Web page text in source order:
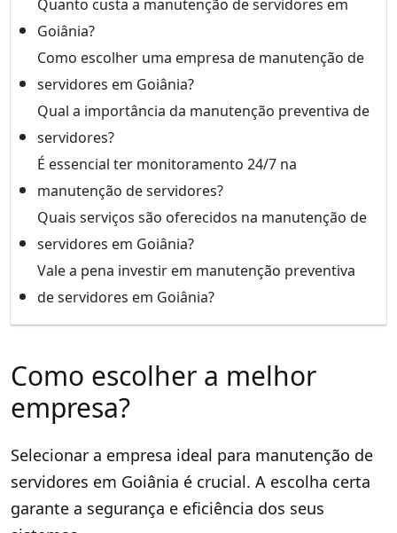
Quanto custa a manutenção de servidores em
Goiânia?
Como escolher uma empresa de manutenção de
servidores em Goiânia?
Qual a importância da manutenção preventiva de
servidores?
É essencial ter monitoramento 24/7 na
manutenção de servidores?
Quais serviços são oferecidos na manutenção de
servidores em Goiânia?
Vale a pena investir em manutenção preventiva
de servidores em Goiânia?
Como escolher a melhor
empresa?
Selecionar a empresa ideal para manutenção de
servidores em Goiânia é crucial. A escolha certa
garante a segurança e eficiência dos seus